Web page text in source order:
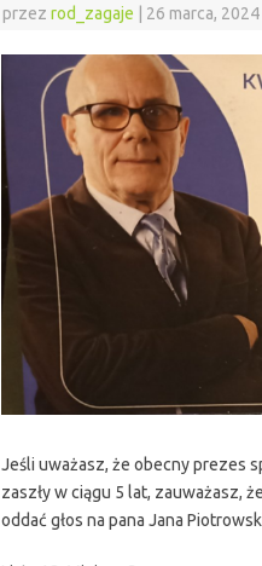
przezrod_zagaje 26 marca, 2024
Jeśli uważasz, że obecny prezes
zaszły w ciągu 5 lat, zauważasz,
oddać głos na pana Jana